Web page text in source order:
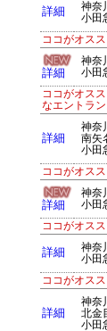
詳細
神奈
小田
ココがオス
詳細
神奈
小田
ココがオス
なエントラ
詳細
神奈
南矢
小田
ココがオス
詳細
神奈
小田
ココがオス
詳細
神奈
小田
ココがオス
詳細
神奈
北金
小田